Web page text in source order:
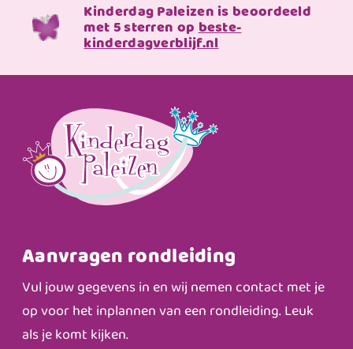
Kinderdag Paleizen is beoordeeld
met 5 sterren opbeste-
kinderdagverblijf.nl
Aanvragen rondleiding
Vul jouw gegevens in en wij nemen contact met je
op voor het inplannen van een rondleiding. Leuk
als je komt kijken.